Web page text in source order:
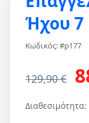
Ήχου 7
Κωδικός: #p177
129,90 €
Διαθεσιμότητα: